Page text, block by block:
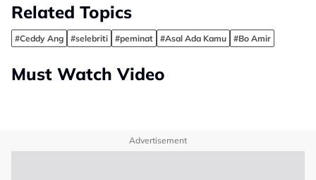
Related Topics
#Ceddy Ang #selebriti #peminat #Asal Ada Kamu #Bo Amir
Must Watch Video
Advertisement